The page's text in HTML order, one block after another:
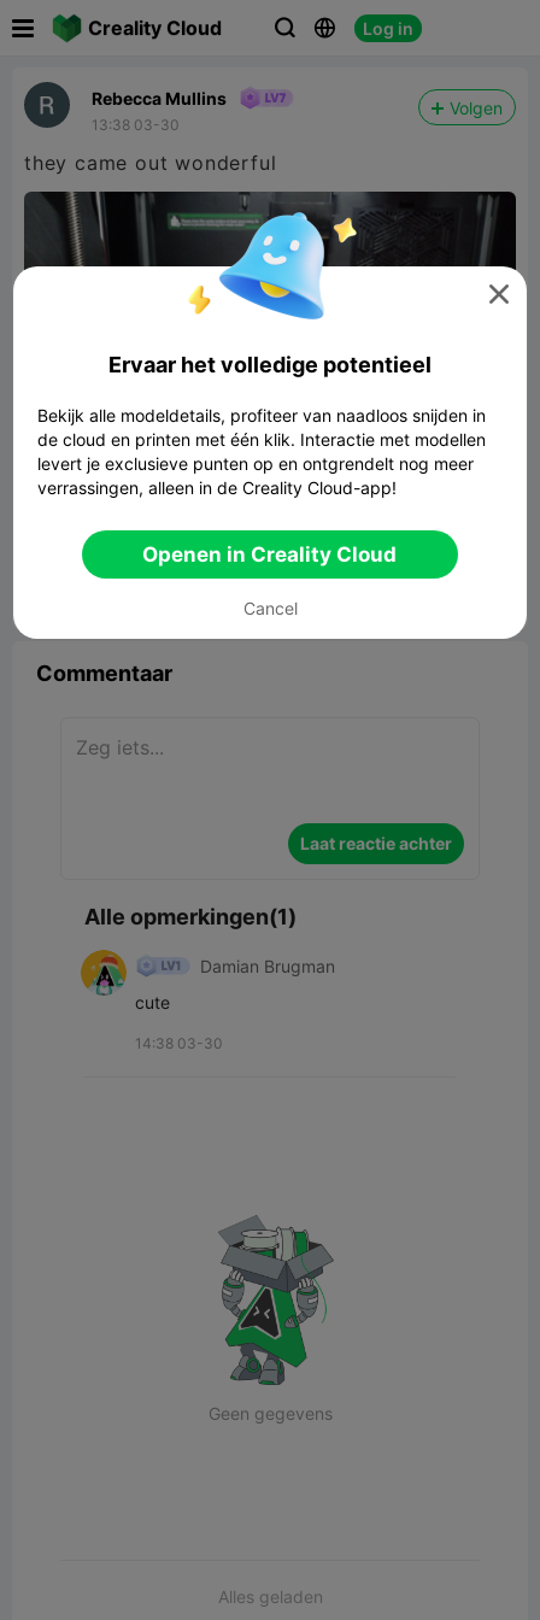
Creality Cloud   Log in
Rebecca Mullins
13:38 03-30
Volgen
they came out wonderful
7
Commentaar
Laat reactie achter
Alle opmerkingen(1)
Damian Brugman
cute
14:38 03-30
Geen gegevens
Alles geladen

Ervaar het volledige potentieel
Bekijk alle modeldetails, profiteer van naadloos snijden in
de cloud en printen met één klik. Interactie met modellen
levert je exclusieve punten op en ontgrendelt nog meer
verrassingen, alleen in de Creality Cloud-app!
Openen in Creality Cloud
Cancel